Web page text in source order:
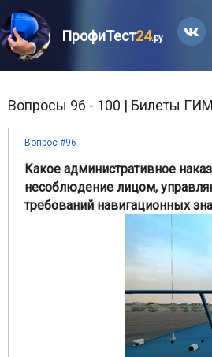
ПрофиТест24.ру
Вопросы 96 - 100 | Билеты
Вопрос #96
Какое административное
несоблюдение лицом,
требований навигационных